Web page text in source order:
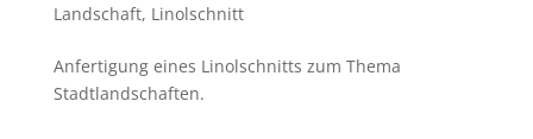
Landschaft, Linolschnitt
Anfertigung eines Linolschnitts zum Thema
Stadtlandschaften.